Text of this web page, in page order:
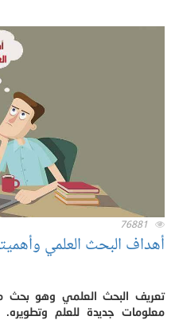
76881
أهداف البحث العلمي
تعريف البحث العلمي وهو بحث
معلومات جديدة للعلم